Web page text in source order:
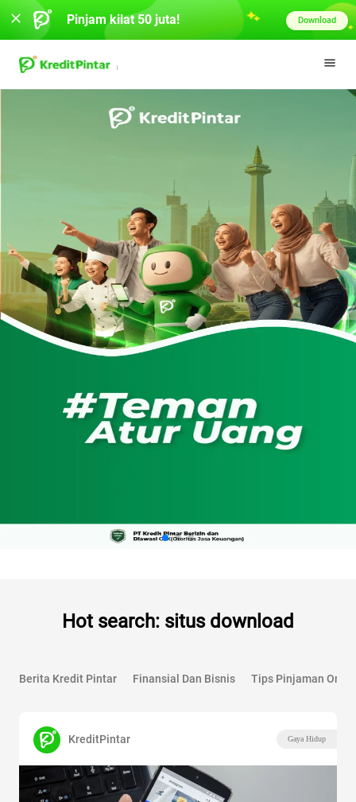
Hot search: situs download
Berita Kredit Pintar Finansial Dan Bisnis Tips Pinjaman
KreditPintar Gaya Hidup
Pinjam kilat 50 juta! Download